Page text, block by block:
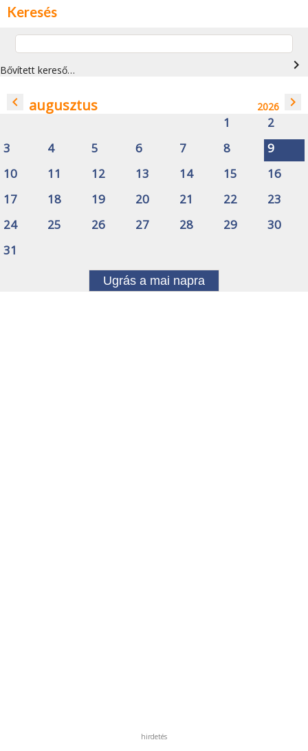
Keresés
Bővített kereső… navigate_next
navigate_before augusztus 2026 navigate_next
1
2
3
4 5 6 7 8
9
10
11 12 13 14 15
16
17
18 19 20 21 22
23
24
25 26 27 28 29
30
31
Ugrás a mai napra
hirdetés